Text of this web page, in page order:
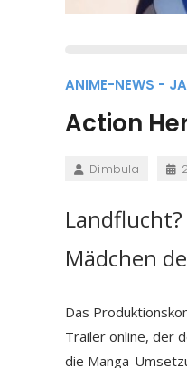
ANIME-NEWS -
Action
Dimbula
Mädchen
Das
Trailer online, der
die Manga-